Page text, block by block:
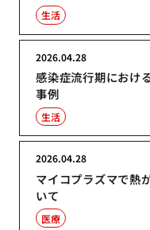
生活
感染症流行期におけ
事例
2026.04.28
生活
マイコプラズマで熱
いて
2026.04.28
医療